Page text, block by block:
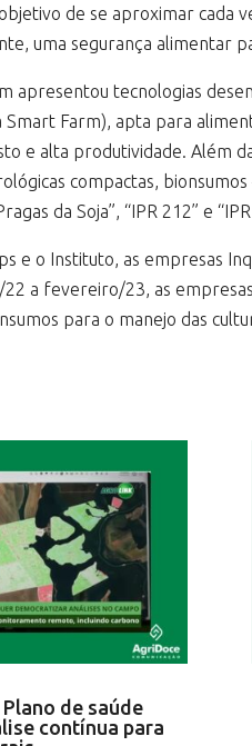
de se aproximar
uma segurança alimentar
apresentou tecnologias
Farm), apta para
e alta produtividade. Além
compactas,
da Soja”, “IPR 212” e
e o Instituto, as empresas
a fevereiro/23, as
para o manejo das
de saúde
contínua para